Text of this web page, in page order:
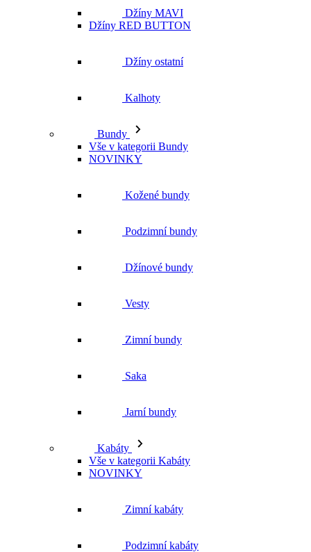
Džíny MAVI
Džíny RED BUTTON
Džíny ostatní
Kalhoty
Bundy
Vše v kategorii Bundy
NOVINKY
Kožené bundy
Podzimní bundy
Džínové bundy
Vesty
Zimní bundy
Saka
Jarní bundy
Kabáty
Vše v kategorii Kabáty
NOVINKY
Zimní kabáty
Podzimní kabáty